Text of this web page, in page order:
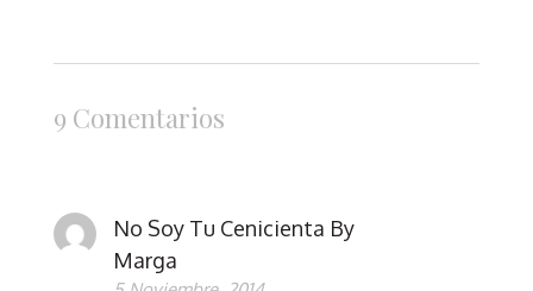
9 Comentarios
No Soy Tu Cenicienta By
Marga